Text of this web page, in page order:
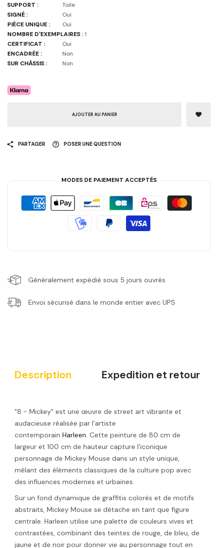
SUPPORT :
Toile
SIGNÉ :
Oui
PIÈCE UNIQUE :
Oui
NOMBRE D'EXEMPLAIRES :1
CERTIFICAT :
Oui
ENCADRÉE :
Non
SUR CHÂSSIS :
Non
AJOUTER AU PANIER
PARTAGER POSER UNE QUESTION
MODES DE PAIEMENT ACCEPTÉS
Généralement expédié sous 5 jours ouvrés
Envoi sécurisé dans le monde entier avec UPS
Description Expedition et retour
"8 - Mickey" est une œuvre de street art vibrante et
audacieuse réalisée par l'artiste
contemporain Harleen. Cette peinture de 80 cm de
largeur et 100 cm de hauteur capture l'iconique
personnage de Mickey Mouse dans un style unique,
mêlant des éléments classiques de la culture pop avec
des influences modernes et urbaines.
Sur un fond dynamique de graffitis colorés et de motifs
abstraits, Mickey Mouse se détache en tant que figure
centrale. Harleen utilise une palette de couleurs vives et
contrastées, combinant des teintes de rouge, de bleu, de
jaune et de noir pour donner vie au personnage tout en